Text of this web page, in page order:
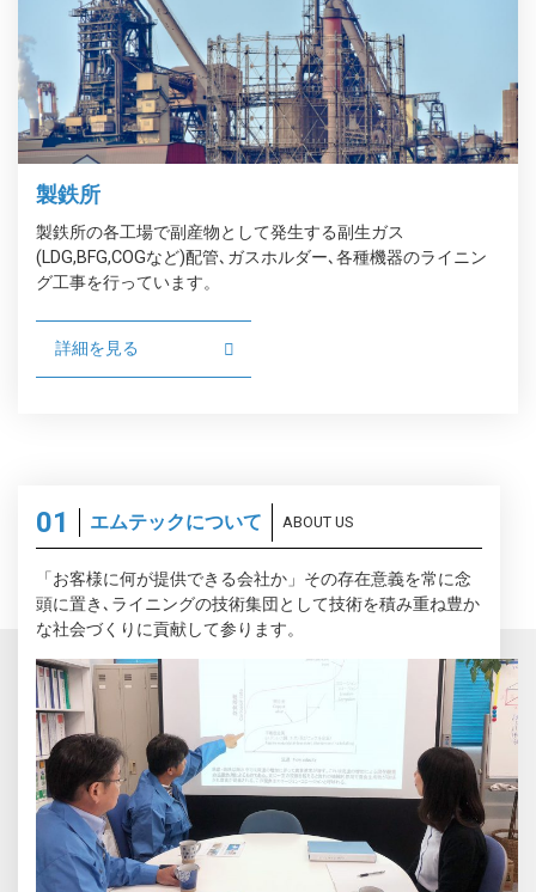
製鉄所
製鉄所の各工場で副産物として発生する副生ガス
(LDG,BFG,COGなど)配管､ガスホルダー､各種機器のライニン
グ工事を行っています。
詳細を見る
エムテックについて ABOUT US
「お客様に何が提供できる会社か」その存在意義を常に念
頭に置き､ライニングの技術集団として技術を積み重ね豊か
な社会づくりに貢献して参ります。